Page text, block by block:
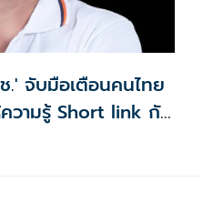
.' จับมือเตือนคนไทย
วามรู้ Short link กับ